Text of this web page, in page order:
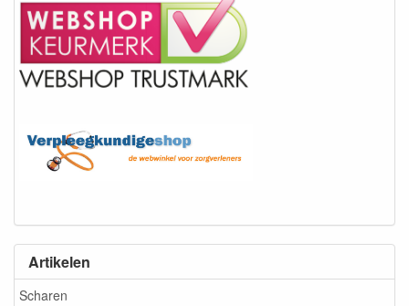
Artikelen
Scharen